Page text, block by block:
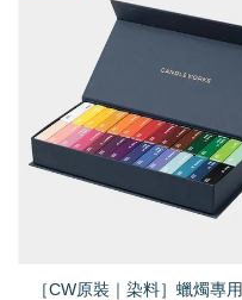
［CW原裝｜染料］蠟燭專用